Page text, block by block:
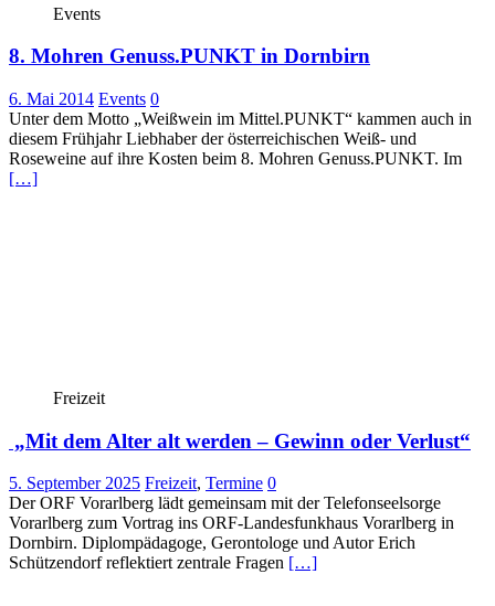
Events
8. Mohren Genuss.PUNKT in Dornbirn
6. Mai 2014 Events 0
Unter dem Motto „Weißwein im Mittel.PUNKT“ kammen auch in
diesem Frühjahr Liebhaber der österreichischen Weiß- und
Roseweine auf ihre Kosten beim 8. Mohren Genuss.PUNKT. Im
[…]
Freizeit
„Mit dem Alter alt werden – Gewinn oder Verlust“
5. September 2025 Freizeit, Termine 0
Der ORF Vorarlberg lädt gemeinsam mit der Telefonseelsorge
Vorarlberg zum Vortrag ins ORF-Landesfunkhaus Vorarlberg in
Dornbirn. Diplompädagoge, Gerontologe und Autor Erich
Schützendorf reflektiert zentrale Fragen […]